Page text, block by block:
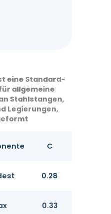
eine Standard-
allgemeine
Stahlstangen,
Legierungen,
C
0.28
0.33